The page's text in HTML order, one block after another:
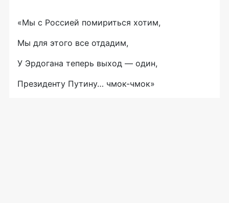
«Мы с Россией помириться хотим,
Мы для этого все отдадим,
У Эрдогана теперь выход — один,
Президенту Путину… чмок-чмок»